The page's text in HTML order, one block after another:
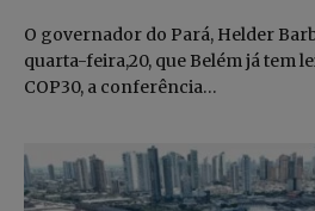
O governador do Pará, Helder
quarta-feira,20, que Belém já tem
COP30, a conferência…